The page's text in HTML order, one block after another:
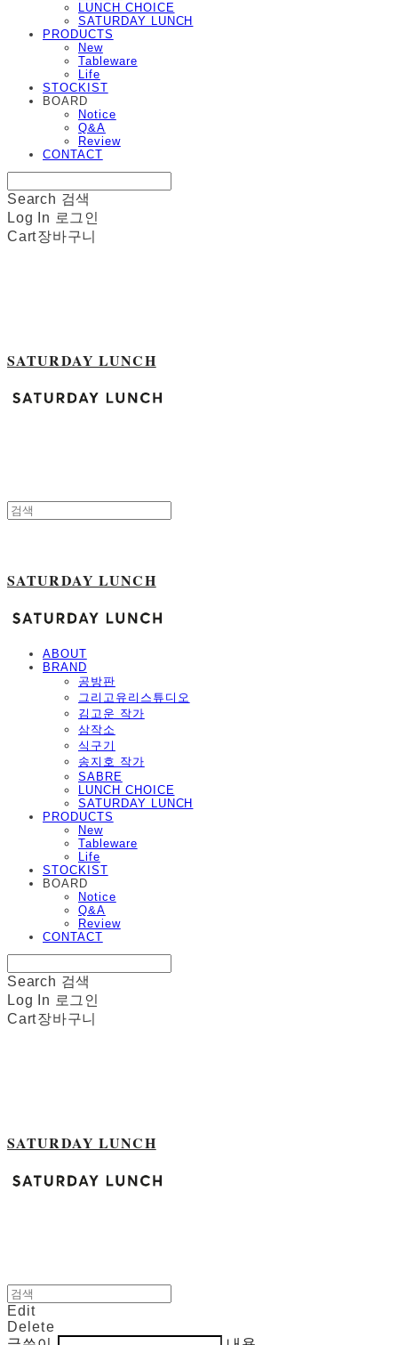
LUNCH CHOICE
SATURDAY LUNCH
PRODUCTS
New
Tableware
Life
STOCKIST
BOARD
Notice
Q&A
Review
CONTACT
Search 검색
Log In 로그인
Cart장바구니
SATURDAY LUNCH
SATURDAY LUNCH
ABOUT
BRAND
공방판
그리고유리스튜디오
김고운 작가
삼작소
식구기
송지호 작가
SABRE
LUNCH CHOICE
SATURDAY LUNCH
PRODUCTS
New
Tableware
Life
STOCKIST
BOARD
Notice
Q&A
Review
CONTACT
Search 검색
Log In 로그인
Cart장바구니
SATURDAY LUNCH
Edit
Delete